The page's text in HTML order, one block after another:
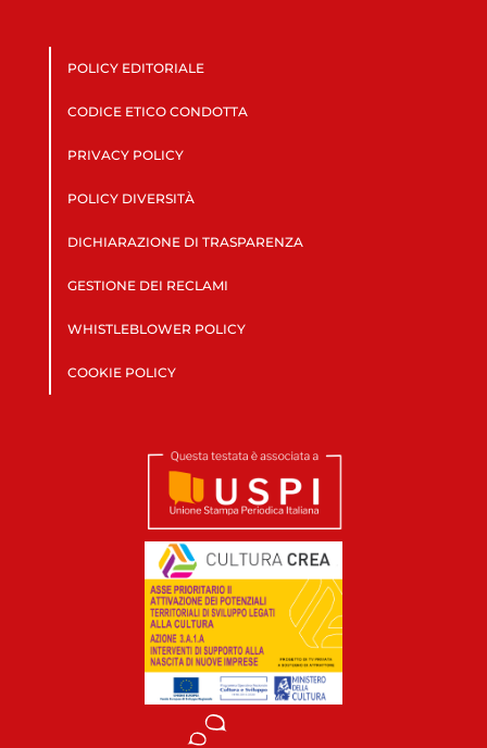
POLICY EDITORIALE
CODICE ETICO CONDOTTA
PRIVACY POLICY
POLICY DIVERSITÀ
DICHIARAZIONE DI TRASPARENZA
GESTIONE DEI RECLAMI
WHISTLEBLOWER POLICY
COOKIE POLICY